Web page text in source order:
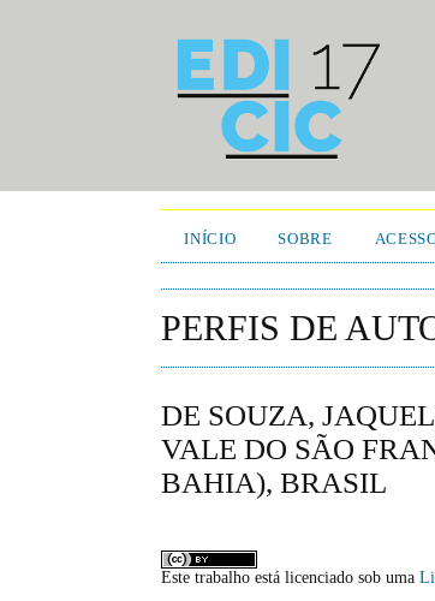
INÍCIO SOBRE
PERFIS DE
DE SOUZA,
VALE DO SÃO
BAHIA), BRASIL
Este trabalho está licenciado sob uma